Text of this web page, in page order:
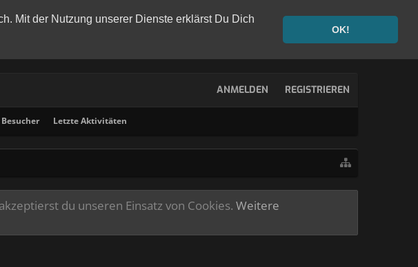
Mit der Nutzung unserer Dienste erklärst Du Dich
OK!
Letzte Aktivitäten
ANMELDEN REGISTRIEREN
du unseren Einsatz von Cookies. Weitere